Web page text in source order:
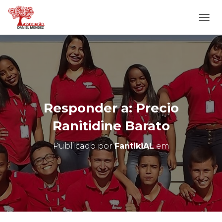
L
T
E
R
N
A
N
A
E
G
O
Responder a: Precio
Ranitidine Barato
Publicado porFantikiALem